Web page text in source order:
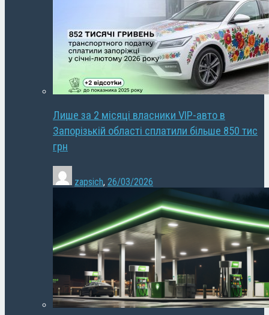
Лише за 2 місяці власники VIP-авто в
Запорізькій області сплатили більше 850 тис
грн
zapsich, 26/03/2026